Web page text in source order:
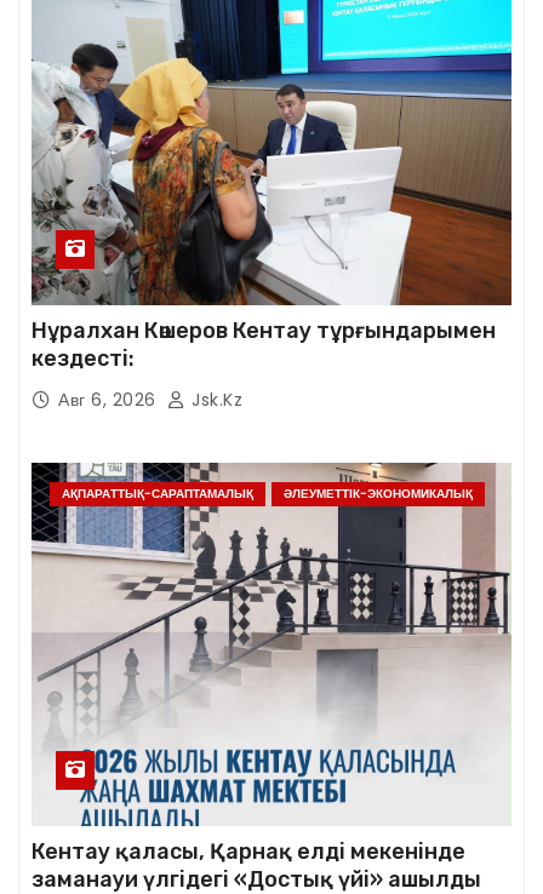
Нұралхан Көшеров Кентау тұрғындарымен
кездесті:
Авг 6, 2026 Jsk.kz
АҚПАРАТТЫҚ-САРАПТАМАЛЫҚ ӘЛЕУМЕТТІК-ЭКОНОМИКАЛЫҚ
Кентау қаласы, Қарнақ елді мекенінде
заманауи үлгідегі «Достық үйі» ашылды